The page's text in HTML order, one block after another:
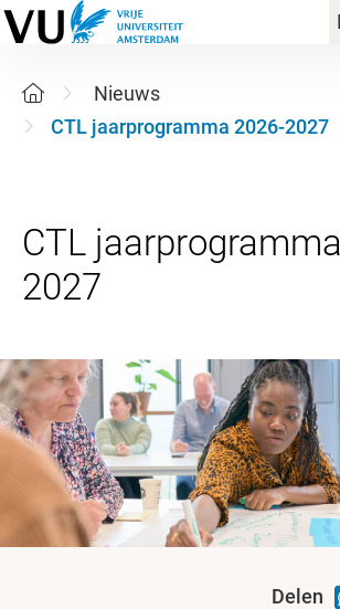
Nieuws
CTL jaarprogramma 2026-2027
CTL
Delen